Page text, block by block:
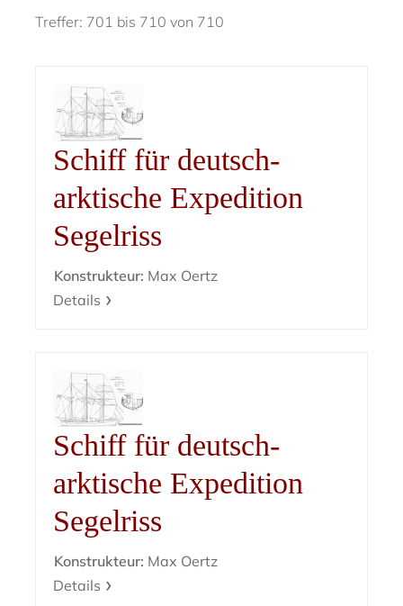
Treffer: 701 bis 710 von 710
Schiff für deutsch-
arktische Expedition
Segelriss
Konstrukteur: Max Oertz
Details
Schiff für deutsch-
arktische Expedition
Segelriss
Konstrukteur: Max Oertz
Details